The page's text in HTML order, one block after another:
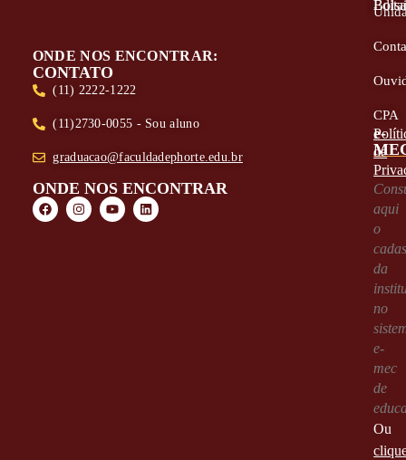
ONDE NOS ENCONTRAR:
CONTATO
(11) 2222-1222
(11)2730-0055 - Sou aluno
graduacao@faculdadephorte.edu.br
ONDE NOS ENCONTRAR
CPA
e-
aqui
o
da
no
e-
mec
de
Ou
de